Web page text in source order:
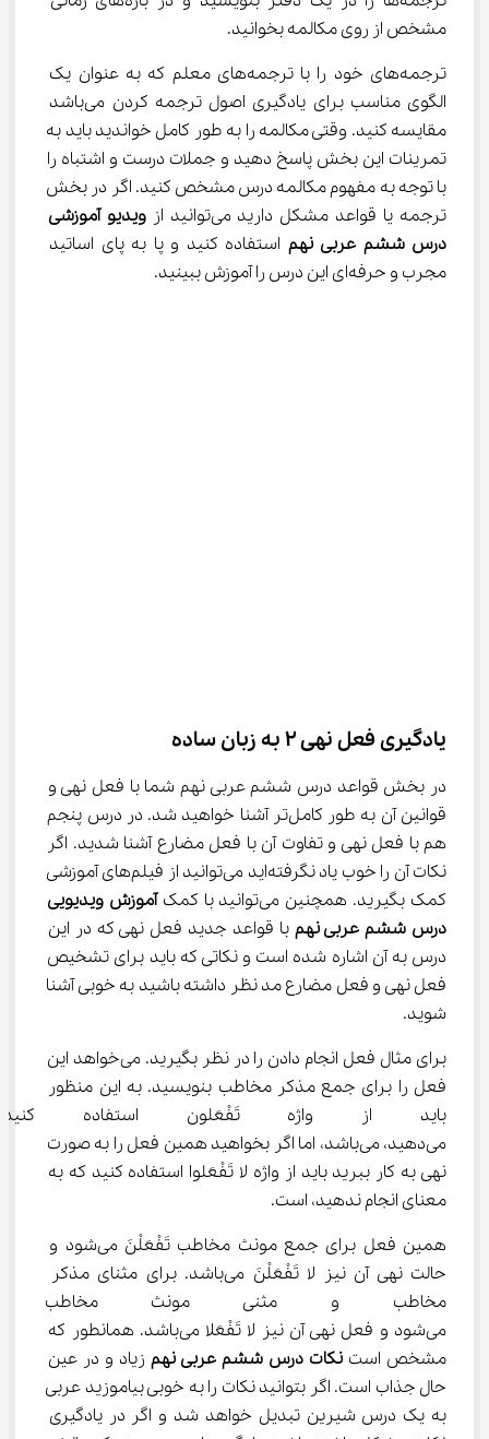
مشخص از روی مکالمه بخوانید.
ترجمه‌های خود را با ترجمه‌های معلم که به عنوان یک
الگوی مناسب برای یادگیری اصول ترجمه کردن می‌باشد
مقایسه کنید. وقتی مکالمه را به طور کامل خواندید باید به
تمرینات این بخش پاسخ دهید و جملات درست و اشتباه را
با توجه به مفهوم مکالمه درس مشخص کنید. اگر در بخش
ترجمه یا قواعد مشکل دارید می‌توانید از
ویدیو آموزشی
درس ششم عربی نهم استفاده کنید و پا به پای اساتید
مجرب و حرفه‌ای این درس را آموزش ببینید.
یادگیری فعل نهی ۲ به زبان ساده
در بخش قواعد درس ششم عربی نهم شما با فعل نهی و
قوانین آن به طور کامل‌تر آشنا خواهید شد. در درس پنجم
هم با فعل نهی و تفاوت آن با فعل مضارع آشنا شدید. اگر
نکات آن را خوب یاد نگرفته‌اید می‌توانید از فیلم‌های آموزشی
کمک بگیرید. همچنین می‌توانید با کمک
آموزش ویدیویی
درس ششم عربی نهم با قواعد جدید فعل نهی که در این
درس به آن اشاره شده است و نکاتی که باید برای تشخیص
فعل نهی و فعل مضارع مد نظر داشته باشید به خوبی آشنا
شوید.
برای مثال فعل انجام دادن را در نظر بگیرید. می‌خواهد این
فعل را برای جمع مذکر مخاطب بنویسید. به این منظور
باید از واژه تَفْعَلون استفاده
می‌دهید، می‌باشد، اما اگر بخواهید همین فعل را به صورت
نهی به کار ببرید باید از واژه لا تَفْعَلوا استفاده کنید که به
معنای انجام ندهید، است.
همین فعل برای جمع مونث مخاطب تَفْعَلْنَ می‌شود و
حالت نهی آن نیز لا تَفْعَلْنَ می‌باشد. برای مثنای مذکر
مخاطب و مثنی مونث مخاطب
می‌شود و فعل نهی آن نیز لا تَفْعَلا می‌باشد. همانطور که
مشخص است نکات درس ششم عربی نهم زیاد و در عین
حال جذاب است. اگر بتوانید نکات را به خوبی بیاموزید عربی
به یک درس شیرین تبدیل خواهد شد و اگر در یادگیری